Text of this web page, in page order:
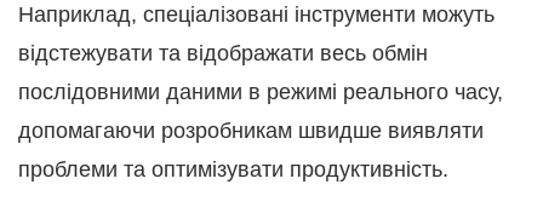
Наприклад, спеціалізовані інструменти можуть
відстежувати та відображати весь обмін
послідовними даними в режимі реального часу,
допомагаючи розробникам швидше виявляти
проблеми та оптимізувати продуктивність.